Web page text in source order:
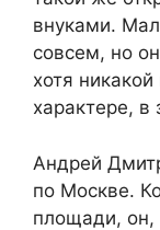
внуками.
совсем, но
хотя
характере, в
Андрей
по Москве.
площади, он,